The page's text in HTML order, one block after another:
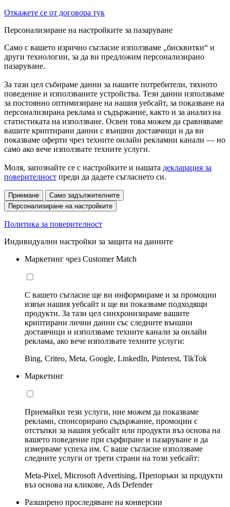
Откажете се от договора тук
Персонализиране на настройките за пазаруване
Само с вашето изрично съгласие използваме „бисквитки“ и
други технологии, за да ви предложим персонализирано
пазаруване.
За тази цел събираме данни за нашите потребители, тяхното
поведение и използваните устройства. Тези данни използваме
за постоянно оптимизиране на нашия уебсайт, за показване на
персонализирана реклама и съдържание, както и за анализ на
статистиката на използване. Освен това можем да сравняваме
вашите криптирани данни с външни доставчици и да ви
показваме оферти чрез техните онлайн рекламни канали — но
само ако вече използвате техните услуги.
Моля, запознайте се с настройките и нашата декларация за
поверителност преди да дадете съгласието си.
Приемане
Само задължителните
Персонализиране на настройките
Политика за поверителност
Индивидуални настройки за защита на данните
Маркетинг чрез Customer Match
С вашето съгласие ще ви информираме и за промоции
извън нашия уебсайт и ще ви показваме подходящи
продукти. За тази цел синхронизираме вашите
криптирани лични данни със следните външни
доставчици и използваме техните канали за онлайн
реклама, ако вече използвате техните услуги:
Bing, Criteo, Meta, Google, LinkedIn, Pinterest, TikTok
Маркетинг
Приемайки тези услуги, ние можем да показваме
реклами, спонсорирано съдържание, промоции с
отстъпки за нашия уебсайт или продукти въз основа на
вашето поведение при сърфиране и пазаруване и да
измерваме успеха им. С ваше съгласие използваме
следните услуги от трети страни на този уебсайт:
Meta-Pixel, Microsoft Advertising, Препоръки за продукти
въз основа на кликове, Ads Defender
Разширено проследяване на конверсии